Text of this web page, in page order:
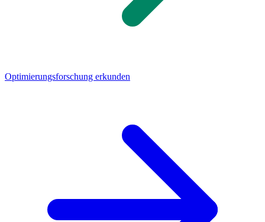
Optimierungsforschung erkunden